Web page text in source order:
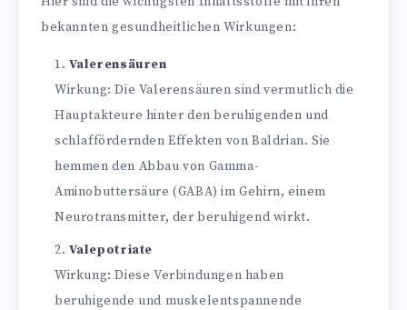
bekannten gesundheitlichen Wirkungen:
Valerensäuren
Wirkung: Die Valerensäuren sind vermutlich die
Hauptakteure hinter den beruhigenden und
schlaffördernden Effekten von Baldrian. Sie
hemmen den Abbau von Gamma-
Aminobuttersäure (GABA) im Gehirn, einem
Neurotransmitter, der beruhigend wirkt.
Valepotriate
Wirkung: Diese Verbindungen haben
beruhigende und muskelentspannende